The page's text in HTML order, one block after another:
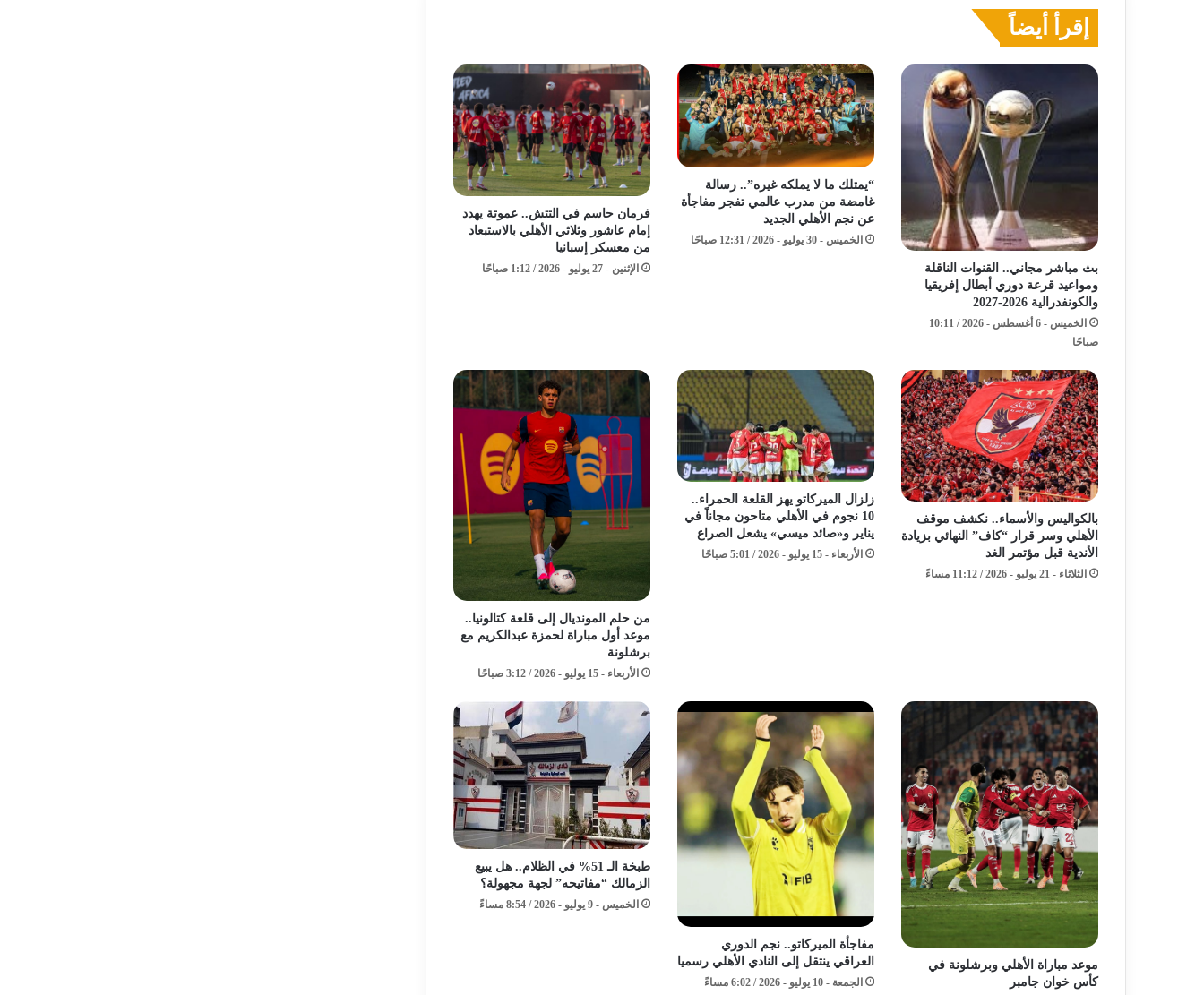
إقرأ أيضاً
بث مباشر مجاني.. القنوات الناقلة
ومواعيد قرعة دوري أبطال إفريقيا
والكونفدرالية 2026-2027
الخميس - 6 أغسطس - 2026 / 10:11
صباحًا
“يمتلك ما لا يملكه غيره”.. رسالة
غامضة من مدرب عالمي تفجر مفاجأة
عن نجم الأهلي الجديد
الخميس - 30 يوليو - 2026 / 12:31 صباحًا
فرمان حاسم في التتش.. عموتة يهدد
إمام عاشور وثلاثي الأهلي بالاستبعاد
من معسكر إسبانيا
الإثنين - 27 يوليو - 2026 / 1:12 صباحًا
بالكواليس والأسماء.. نكشف موقف
الأهلي وسر قرار “كاف” النهائي بزيادة
الأندية قبل مؤتمر الغد
الثلاثاء - 21 يوليو - 2026 / 11:12 مساءً
زلزال الميركاتو يهز القلعة الحمراء..
10 نجوم في الأهلي متاحون مجاناً في
يناير و«صائد ميسي» يشعل الصراع
الأربعاء - 15 يوليو - 2026 / 5:01 صباحًا
من حلم المونديال إلى قلعة كتالونيا..
موعد أول مباراة لحمزة عبدالكريم مع
برشلونة
الأربعاء - 15 يوليو - 2026 / 3:12 صباحًا
موعد مباراة الأهلي وبرشلونة في
كأس خوان جامبر
مفاجأة الميركاتو.. نجم الدوري
العراقي ينتقل إلى النادي الأهلي رسميا
الجمعة - 10 يوليو - 2026 / 6:02 مساءً
طبخة الـ 51% في الظلام.. هل يبيع
الزمالك “مفاتيحه” لجهة مجهولة؟
الخميس - 9 يوليو - 2026 / 8:54 مساءً